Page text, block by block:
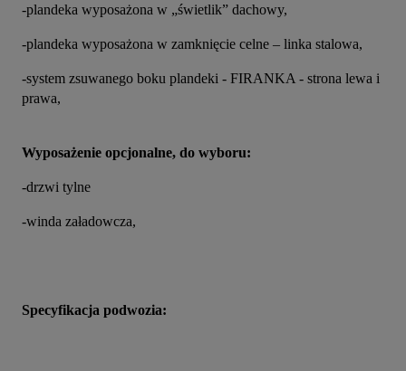
-plandeka wyposażona w „świetlik” dachowy,
-plandeka wyposażona w zamknięcie celne – linka stalowa,
-system zsuwanego boku plandeki - FIRANKA - strona lewa i
prawa,
Wyposażenie opcjonalne, do wyboru:
-drzwi tylne
-winda załadowcza,
Specyfikacja podwozia: